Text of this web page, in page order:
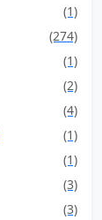
(1)
(274)
(1)
(2)
(4)
(1)
(1)
(3)
(3)